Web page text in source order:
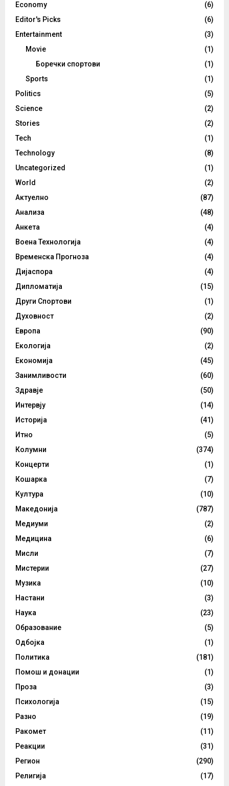
Economy
(6)
Editor's Picks
(6)
Entertainment
(3)
Movie
(1)
Боречки спортови
(1)
Sports
(1)
Politics
(5)
Science
(2)
Stories
(2)
Tech
(1)
Technology
(8)
Uncategorized
(1)
World
(2)
Актуелно
(87)
Анализа
(48)
Анкета
(4)
Воена Технологија
(4)
Временска Прогноза
(4)
Дијаспора
(4)
Дипломатија
(15)
Други Спортови
(1)
Духовност
(2)
Европа
(90)
Екологија
(2)
Економија
(45)
Занимливости
(60)
Здравје
(50)
Интервју
(14)
Историја
(41)
Итно
(5)
Колумни
(374)
Концерти
(1)
Кошарка
(7)
Култура
(10)
Македонија
(787)
Медиуми
(2)
Медицина
(6)
Мисли
(7)
Мистерии
(27)
Музика
(10)
Настани
(3)
Наука
(23)
Образование
(5)
Одбојка
(1)
Политика
(181)
Помош и донации
(1)
Проза
(3)
Психологија
(15)
Разно
(19)
Ракомет
(11)
Реакции
(31)
Регион
(290)
Религија
(17)